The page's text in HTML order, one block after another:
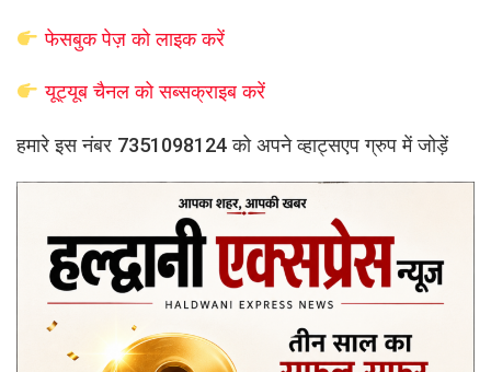
फेसबुक पेज़ को लाइक करें
यूट्यूब चैनल को सब्सक्राइब करें
हमारे इस नंबर 7351098124 को अपने व्हाट्सएप ग्रुप में जोड़ें